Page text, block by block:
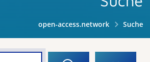
open-access.network Suche